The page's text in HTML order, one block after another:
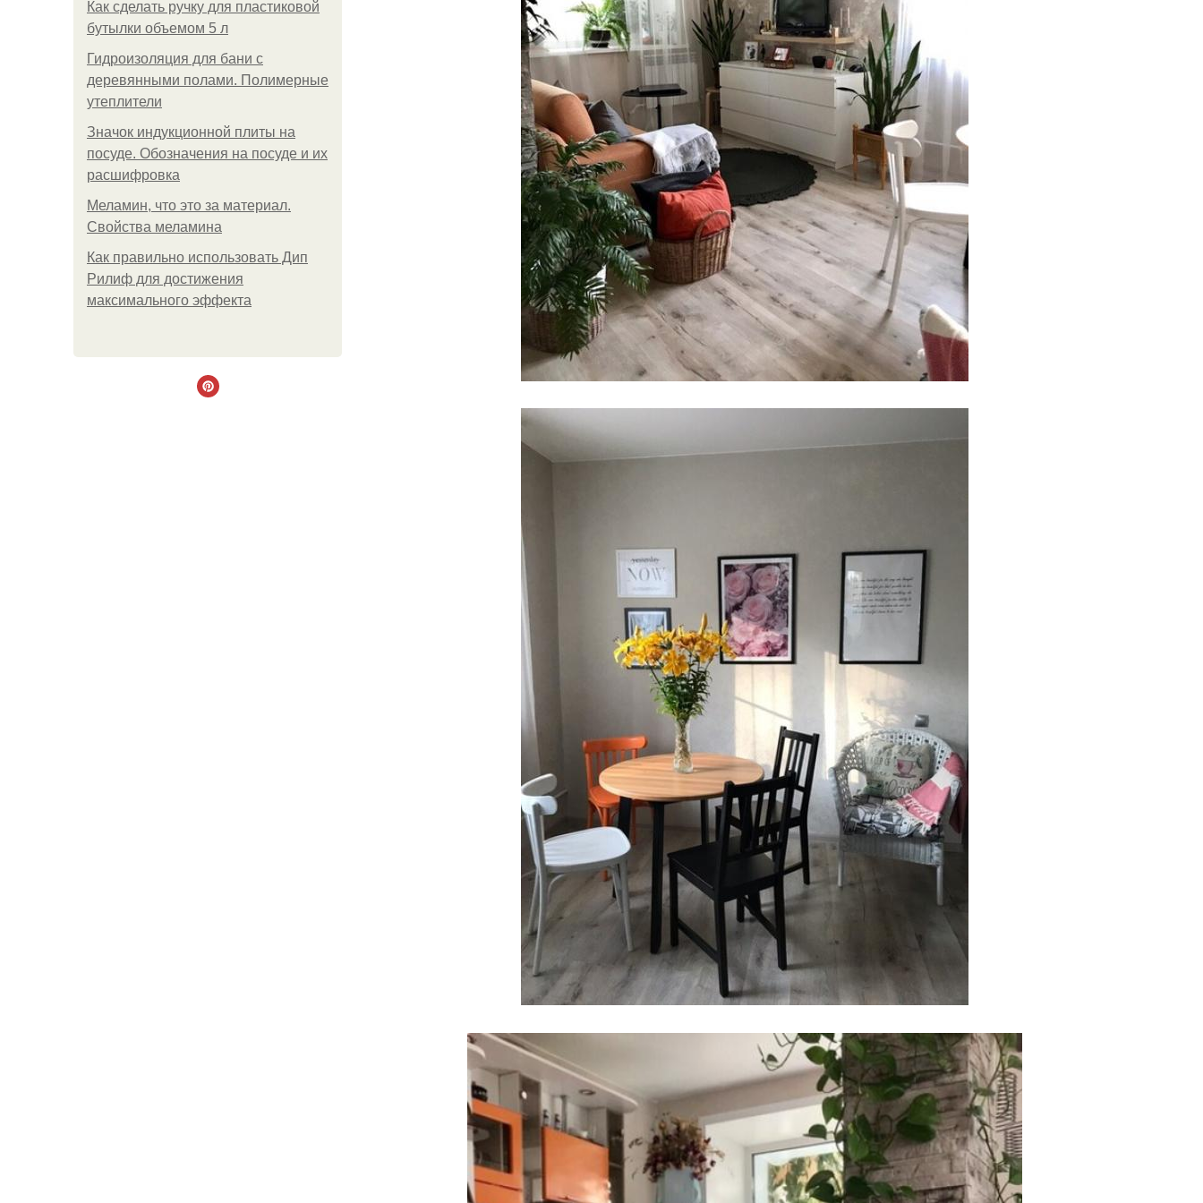
Как сделать ручку для пластиковой
бутылки объемом 5 л
Гидроизоляция для бани с
деревянными полами. Полимерные
утеплители
Значок индукционной плиты на
посуде. Обозначения на посуде и их
расшифровка
Меламин, что это за материал.
Свойства меламина
Как правильно использовать Дип
Рилиф для достижения
максимального эффекта